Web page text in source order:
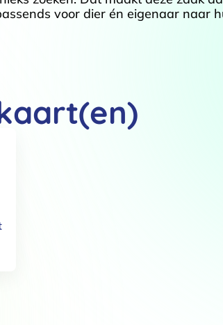
voor dier én eigenaar naar